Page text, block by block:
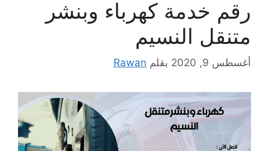
رقم خدمة كهرباء وبنشر
متنقل النسيم
أغسطس 9, 2020 بقلم Rawan